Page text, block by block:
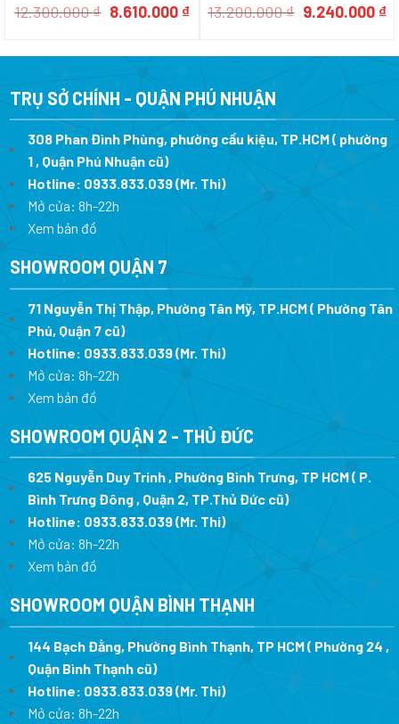
12.300.000₫ Giá
12.300.000 ₫.
8.610.000 ₫Giá
là:
13.200.000₫ Giá
13.200.000 ₫.
9.240.000 ₫
TRỤ SỞ CHÍNH - QUẬN PHÚ NHUẬN
308 Phan Đình Phùng, phường cầu kiệu, TP.HCM ( phường
1 , Quận Phú Nhuận cũ)
Hotline: 0933.833.039(Mr. Thi)
Mở cửa: 8h-22h
Xem bản đồ
SHOWROOM QUẬN 7
71 Nguyễn Thị Thập, Phường Tân Mỹ, TP.HCM ( Phường Tân
Phú, Quận 7 cũ)
Hotline: 0933.833.039(Mr. Thi)
Mở cửa: 8h-22h
Xem bản đồ
SHOWROOM QUẬN 2 - THỦ ĐỨC
625 Nguyễn Duy Trinh , Phường Bình Trưng, TP HCM ( P.
Bình Trưng Đông , Quận 2, TP.Thủ Đức cũ)
Hotline: 0933.833.039(Mr. Thi)
Mở cửa: 8h-22h
Xem bản đồ
SHOWROOM QUẬN BÌNH THẠNH
144 Bạch Đằng, Phường Bình Thạnh, TP HCM ( Phường 24 ,
Quận Bình Thạnh cũ)
Hotline: 0933.833.039(Mr. Thi)
Mở cửa: 8h-22h